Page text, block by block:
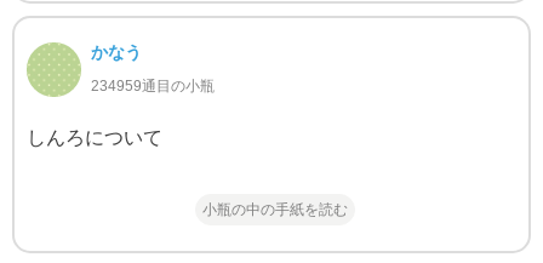
かなう
234959通目の小瓶
しんろについて
小瓶の中の手紙を読む